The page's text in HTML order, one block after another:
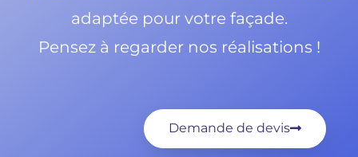
adaptée pour votre façade.
Pensez à regarder nos réalisations !
Demande de devis